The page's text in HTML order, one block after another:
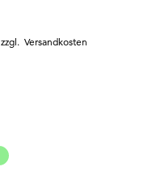
zzgl. Versandkosten